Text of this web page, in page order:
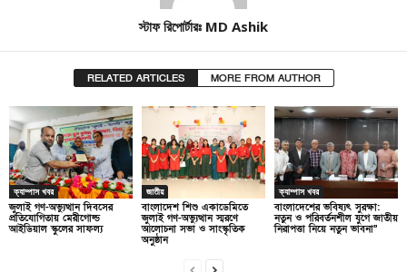
স্টাফ রিপোর্টারঃ MD Ashik
RELATED ARTICLES MORE FROM AUTHOR
ক্যাম্পাস খবর
জুলাই গণ-অভ্যুত্থান দিবসের
প্রতিযোগিতায় মেরীগোল্ড
আইডিয়াল স্কুলের সাফল্য
জাতীয়
বাংলাদেশ শিশু একাডেমিতে
জুলাই গণ-অভ্যুত্থান স্মরণে
আলোচনা সভা ও সাংস্কৃতিক
অনুষ্ঠান
ক্যাম্পাস খবর
বাংলাদেশের ভবিষ্যৎ সুরক্ষা:
নতুন ও পরিবর্তনশীল যুগে জাতীয়
নিরাপত্তা নিয়ে নতুন ভাবনা”